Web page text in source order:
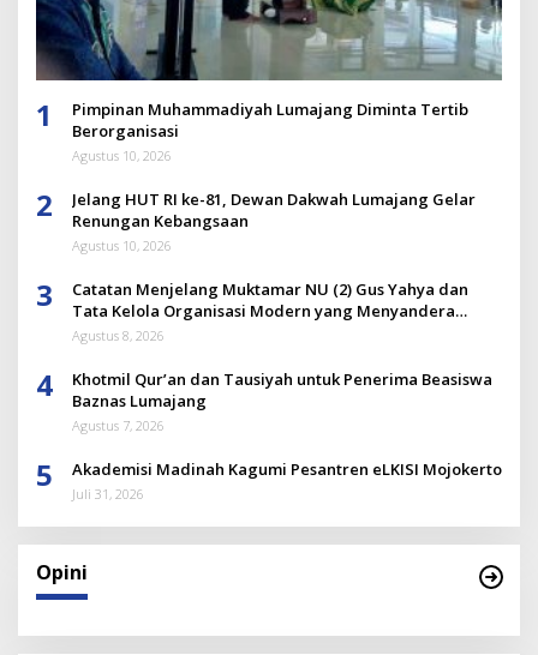
1
Pimpinan Muhammadiyah Lumajang Diminta Tertib
Berorganisasi
Agustus 10, 2026
2
Jelang HUT RI ke-81, Dewan Dakwah Lumajang Gelar
Renungan Kebangsaan
Agustus 10, 2026
3
Catatan Menjelang Muktamar NU (2) Gus Yahya dan
Tata Kelola Organisasi Modern yang Menyandera
Dirinya
Agustus 8, 2026
4
Khotmil Qur’an dan Tausiyah untuk Penerima Beasiswa
Baznas Lumajang
Agustus 7, 2026
5 Akademisi Madinah Kagumi Pesantren eLKISI Mojokerto
Juli 31, 2026
Opini